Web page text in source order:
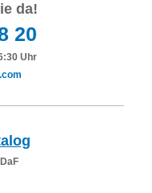
da!
20
Uhr